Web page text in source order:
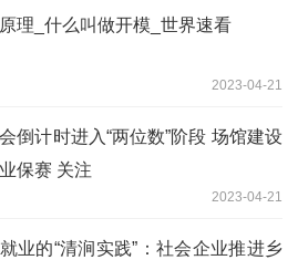
理_什么叫做开模_世界速看
2023-04-21
倒计时进入“两位数”阶段 场馆建设
保赛 关注
2023-04-21
业的“清涧实践”：社会企业推进乡